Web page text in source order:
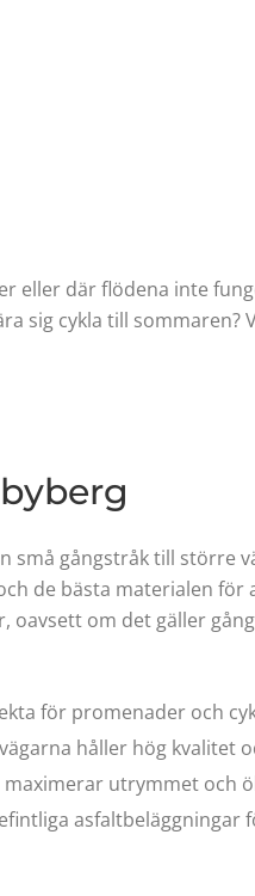
eller där flödena inte
sig cykla till sommaren?
gångstråk till större
de bästa materialen
om det gäller
för promenader och
håller hög kvalitet
utrymmet och
asfaltbeläggningar